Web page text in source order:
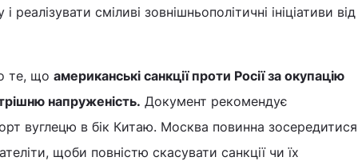
сміливі зовнішньополітичні ініціативи від
те, що американські санкції проти Росії за окупацію
напруженість. Документ рекомендує
вуглецю в бік Китаю. Москва повинна зосередитися
щоби повністю скасувати санкції чи їх